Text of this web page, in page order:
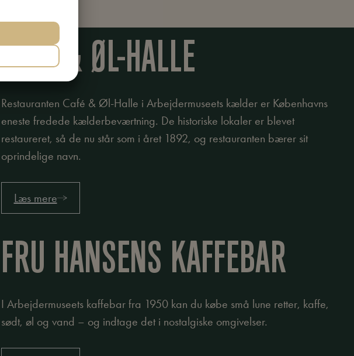
CAFÉ & ØL-HALLE
Restauranten Café & Øl-Halle i Arbejdermuseets kælder er Københavns
eneste fredede kælderbeværtning. De historiske lokaler er blevet
restaureret, så de nu står som i året 1892, og restauranten bærer sit
oprindelige navn.
Læs mere
FRU HANSENS KAFFEBAR
I Arbejdermuseets kaffebar fra 1950 kan du købe små lune retter, kaffe,
sødt, øl og vand – og indtage det i nostalgiske omgivelser.